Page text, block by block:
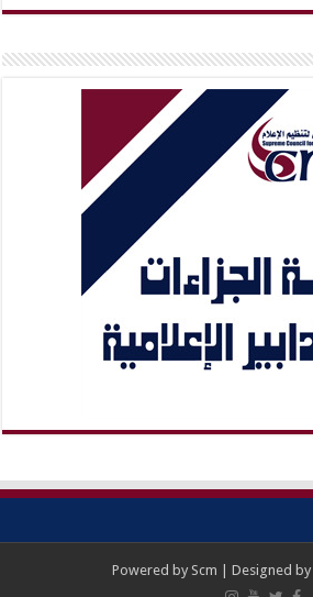
Powered by Scm | Designed by